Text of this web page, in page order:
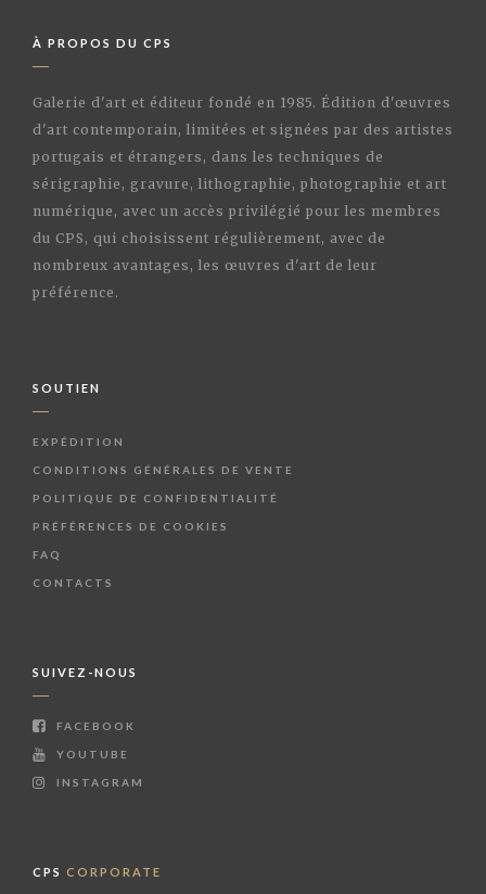
À PROPOS DU CPS
Galerie d'art et éditeur fondé en 1985. Édition d'œuvres
d'art contemporain, limitées et signées par des artistes
portugais et étrangers, dans les techniques de
sérigraphie, gravure, lithographie, photographie et art
numérique, avec un accès privilégié pour les membres
du CPS, qui choisissent régulièrement, avec de
nombreux avantages, les œuvres d'art de leur
préférence.
SOUTIEN
EXPÉDITION
CONDITIONS GÉNÉRALES DE VENTE
POLITIQUE DE CONFIDENTIALITÉ
PRÉFÉRENCES DE COOKIES
FAQ
CONTACTS
SUIVEZ-NOUS
FACEBOOK
YOUTUBE
INSTAGRAM
CPS CORPORATE